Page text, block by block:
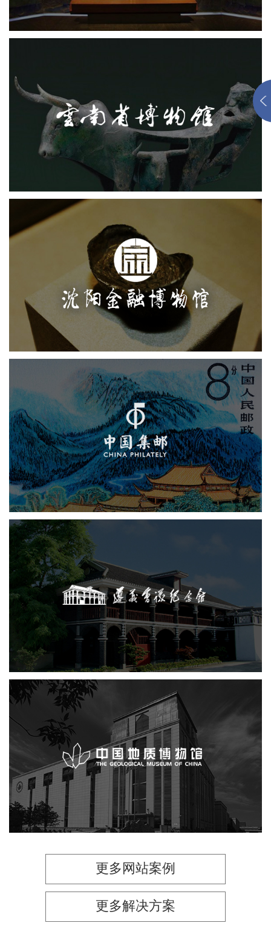
文化艺术 博物馆 博物馆网站建设 智慧博物馆
沈阳金融博物馆
文化艺术 博物馆 博物馆网站建设
智慧博物馆
《中国集邮》线上邮票博物馆
文化艺术 博物馆 博物馆网站建设 智慧博物馆
遵义会议纪念馆
文化艺术 纪念馆 智慧展馆 展馆网站建设
中国地质博物馆
文化艺术 博物馆网站建设 智慧博物馆
更多网站案例
更多解决方案